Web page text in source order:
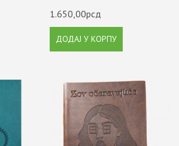
1.650,00рсд
ДОДАЈ У КОРПУ